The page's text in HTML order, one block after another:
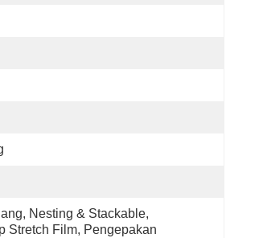
Nesting & Stackable,
Stretch Film, Pengepakan